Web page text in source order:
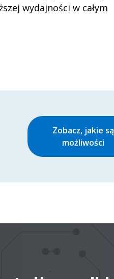
wydajności w całym
Zobacz, jakie są
możliwości